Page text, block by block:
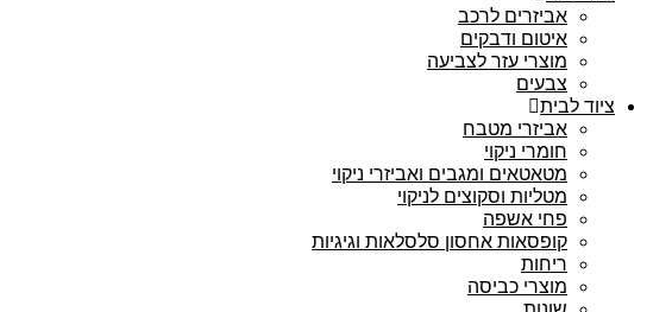
אביזרים לרכב
איטום ודבקים
מוצרי עזר לצביעה
צבעים
ציוד לבית
אביזרי מטבח
חומרי ניקוי
מטאטאים ומגבים ואביזרי ניקוי
מטליות וסקוצים לניקוי
פחי אשפה
קופסאות אחסון סלסלאות וגיגיות
ריחות
מוצרי כביסה